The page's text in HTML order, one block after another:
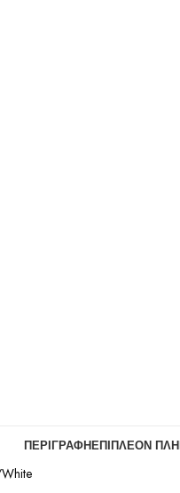
ΠΕΡΙΓΡΑΦΉΕΠΙΠΛΈΟΝ